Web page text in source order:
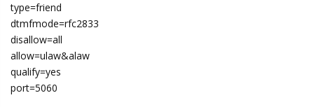
type=friend
dtmfmode=rfc2833
disallow=all
allow=ulaw&alaw
qualify=yes
port=5060